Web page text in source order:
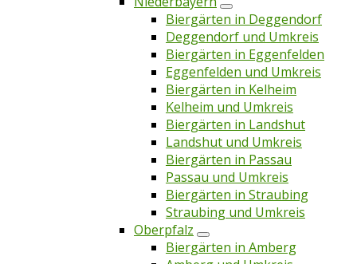
Biergärten in Deggendorf
Deggendorf und Umkreis
Biergärten in Eggenfelden
Eggenfelden und Umkreis
Biergärten in Kelheim
Kelheim und Umkreis
Biergärten in Landshut
Landshut und Umkreis
Biergärten in Passau
Passau und Umkreis
Biergärten in Straubing
Straubing und Umkreis
Oberpfalz
Biergärten in Amberg